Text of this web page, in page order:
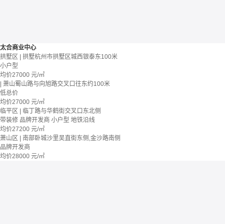
太合商业中心
拱墅区 | 拱墅杭州市拱墅区城西银泰东100米
小户型
均价27000 元/㎡
| 萧山蜀山路与向旭路交叉口往东约100米
低总价
均价27000 元/㎡
临平区 | 临丁路与华鹤街交叉口东北侧
带装修 品牌开发商 小户型 地铁沿线
均价27200 元/㎡
萧山区 | 南部卧城沙里吴直街东侧,金沙路南侧
品牌开发商
均价28000 元/㎡